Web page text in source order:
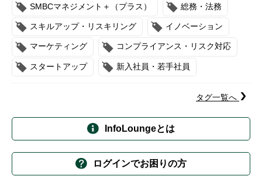
SMBCマネジメント＋（プラス） 総務・法務
スキルアップ・リスキリング イノベーション
マーケティング コンプライアンス・リスク対応
スタートアップ 新入社員・若手社員
タグ一覧へ
InfoLoungeとは
ログインでお困りの方